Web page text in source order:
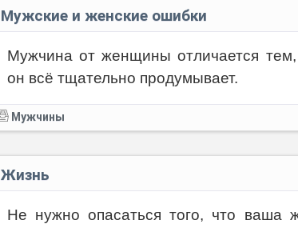
Мужские и женские ошибки
Мужчина от женщины отличается
он всё тщательно продумывает.
Мужчины
Жизнь
Не нужно опасаться того, что ваша